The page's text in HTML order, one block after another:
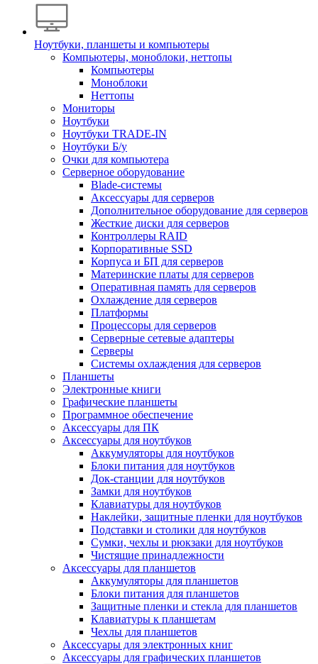
Ноутбуки, планшеты и компьютеры
Компьютеры, моноблоки, неттопы
Компьютеры
Моноблоки
Неттопы
Мониторы
Ноутбуки
Ноутбуки TRADE-IN
Ноутбуки Б/у
Очки для компьютера
Серверное оборудование
Blade-системы
Аксессуары для серверов
Дополнительное оборудование для серверов
Жесткие диски для серверов
Контроллеры RAID
Корпоративные SSD
Корпуса и БП для серверов
Материнские платы для серверов
Оперативная память для серверов
Охлаждение для серверов
Платформы
Процессоры для серверов
Серверные сетевые адаптеры
Серверы
Системы охлаждения для серверов
Планшеты
Электронные книги
Графические планшеты
Программное обеспечение
Аксессуары для ПК
Аксессуары для ноутбуков
Аккумуляторы для ноутбуков
Блоки питания для ноутбуков
Док-станции для ноутбуков
Замки для ноутбуков
Клавиатуры для ноутбуков
Наклейки, защитные пленки для ноутбуков
Подставки и столики для ноутбуков
Сумки, чехлы и рюкзаки для ноутбуков
Чистящие принадлежности
Аксессуары для планшетов
Аккумуляторы для планшетов
Блоки питания для планшетов
Защитные пленки и стекла для планшетов
Клавиатуры к планшетам
Чехлы для планшетов
Аксессуары для электронных книг
Аксессуары для графических планшетов